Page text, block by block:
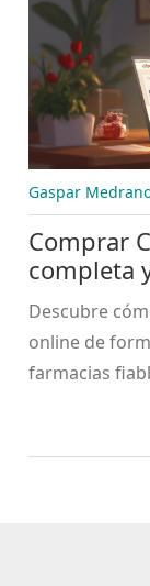
Gaspar
Comprar
completa
antibiótico
Descubre
online de
farmacias